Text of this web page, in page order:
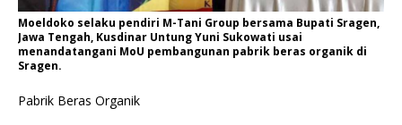
Moeldoko selaku pendiri M-Tani Group bersama Bupati Sragen,
Jawa Tengah, Kusdinar Untung Yuni Sukowati usai
menandatangani MoU pembangunan pabrik beras organik di
Sragen.
Pabrik Beras Organik